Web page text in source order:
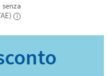
senza
i